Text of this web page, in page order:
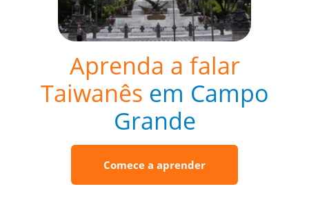
Aprenda a falar
Taiwanês em Campo
Grande
Comece a aprender